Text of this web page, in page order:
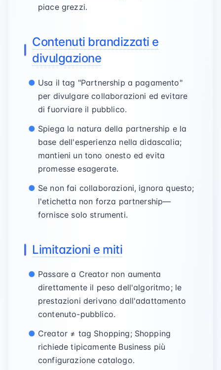
piace grezzi.
Contenuti brandizzati e
divulgazione
Usa il tag "Partnership a pagamento"
per divulgare collaborazioni ed evitare
di fuorviare il pubblico.
Spiega la natura della partnership e la
base dell'esperienza nella didascalia;
mantieni un tono onesto ed evita
promesse esagerate.
Se non fai collaborazioni, ignora questo;
l'etichetta non forza partnership—
fornisce solo strumenti.
Limitazioni e miti
Passare a Creator non aumenta
direttamente il peso dell'algoritmo; le
prestazioni derivano dall'adattamento
contenuto-pubblico.
Creator ≠ tag Shopping; Shopping
richiede tipicamente Business più
configurazione catalogo.